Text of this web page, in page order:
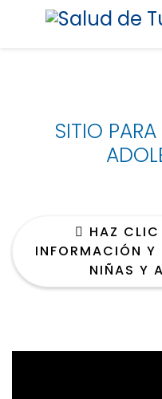
SITIO
HAZ
INFORMACIÓN Y
NIÑAS Y